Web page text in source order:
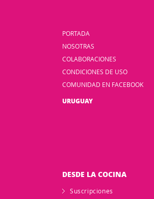
PORTADA
NOSOTRAS
COLABORACIONES
CONDICIONES DE USO
COMUNIDAD EN FACEBOOK
URUGUAY
DESDE LA COCINA
Suscripciones